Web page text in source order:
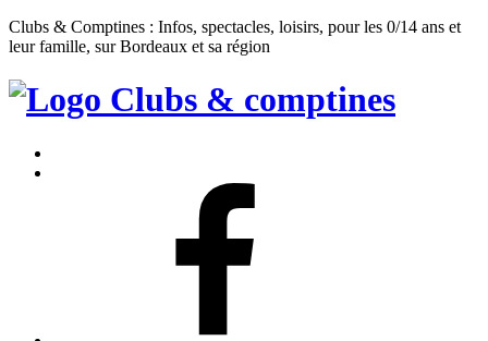
Clubs & Comptines : Infos, spectacles, loisirs, pour les 0/14 ans et
leur famille, sur Bordeaux et sa région
Clubs
Comptines